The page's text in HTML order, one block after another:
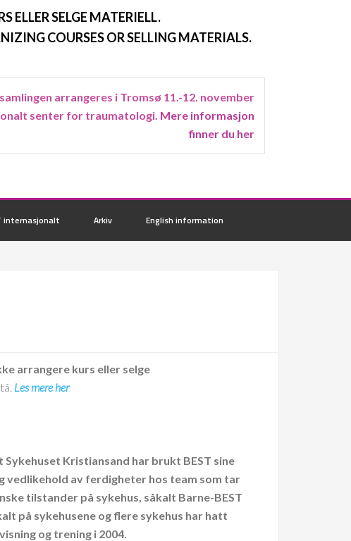
ELLER SELGE MATERIELL.
COURSES OR SELLING MATERIALS.
arrangeres i Tromsø 11.-12. november
senter for traumatologi. Mere informasjon
finner du her
internasjonalt Arkiv English information
arrangere kurs eller selge
Les mere her
Kristiansand har brukt BEST sine
av ferdigheter hos team som tar
tilstander på sykehus, såkalt Barne-BEST
på sykehusene og flere sykehus har hatt
og trening i 2004.